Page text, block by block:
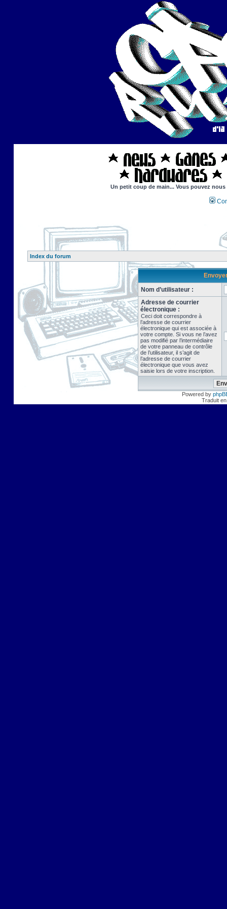
Un petit coup de main... Vous pouvez
Index du forum
Nom d’utilisateur :
Adresse de courrier
électronique :
Ceci doit correspondre à
l’adresse de courrier
électronique qui est associée à
votre compte. Si vous ne l’avez
pas modifié par l’intermédiaire
de votre panneau de contrôle
de l’utilisateur, il s’agit de
l’adresse de courrier
électronique que vous avez
saisie lors de votre inscription.
Powered by
Traduit